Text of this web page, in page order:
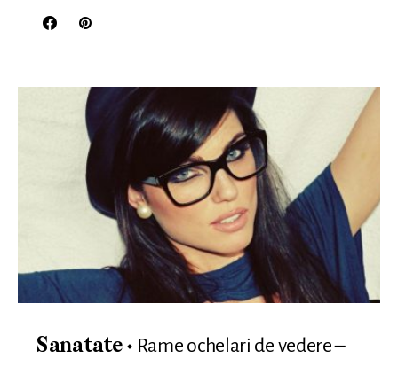
Sanatate
Rame ochelari de vedere –